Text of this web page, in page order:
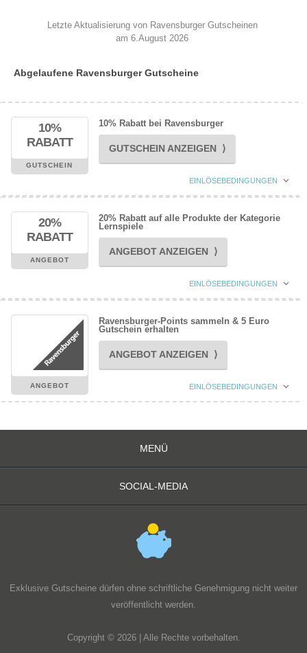
Letzte Aktualisierung von Ravensburger Gutscheinen
am 6.August 2026
Abgelaufene Ravensburger Gutscheine
10%
RABATT
GUTSCHEIN
10% Rabatt bei Ravensburger
GUTSCHEIN ANZEIGEN ⟩
EINLÖSEBEDINGUNGEN
20%
RABATT
ANGEBOT
20% Rabatt auf alle Produkte der Kategorie
Lernspiele
ANGEBOT ANZEIGEN ⟩
EINLÖSEBEDINGUNGEN
ANGEBOT
Ravensburger-Points sammeln & 5 Euro
Gutschein erhalten
ANGEBOT ANZEIGEN ⟩
EINLÖSEBEDINGUNGEN
MENÜ
SOCIAL-MEDIA
Exklusive Gutscheine dürfen ohne schriftliche Genehmigung nicht weiter
veröffentlicht werden.
Copyright © 2026 | Alle Rechte vorbehalten.